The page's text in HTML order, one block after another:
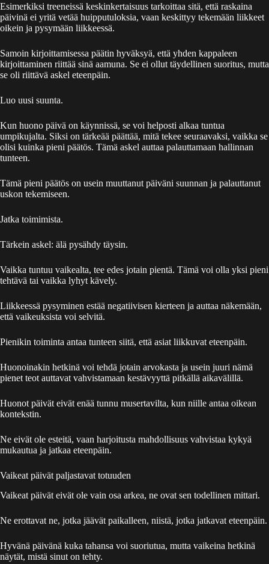
Esimerkiksi treeneissä keskinkertaisuus tarkoittaa sitä, että raskaina
päivinä ei yritä vetää huipputuloksia, vaan keskittyy tekemään liikkeet
oikein ja pysymään liikkeessä.
Samoin kirjoittamisessa päätin hyväksyä, että yhden kappaleen
kirjoittaminen riittää sinä aamuna. Se ei ollut täydellinen suoritus, mutta
se oli riittävä askel eteenpäin.
Luo uusi suunta.
Kun huono päivä on käynnissä, se voi helposti alkaa tuntua
umpikujalta. Siksi on tärkeää päättää, mitä tekee seuraavaksi, vaikka se
olisi kuinka pieni päätös. Tämä askel auttaa palauttamaan hallinnan
tunteen.
Tämä pieni päätös on usein muuttanut päiväni suunnan ja palauttanut
uskon tekemiseen.
Jatka toimimista.
Tärkein askel: älä pysähdy täysin.
Vaikka tuntuu vaikealta, tee edes jotain pientä. Tämä voi olla yksi pieni
tehtävä tai vaikka lyhyt kävely.
Liikkeessä pysyminen estää negatiivisen kierteen ja auttaa näkemään,
että vaikeuksista voi selvitä.
Pienikin toiminta antaa tunteen siitä, että asiat liikkuvat eteenpäin.
Huonoinakin hetkinä voi tehdä jotain arvokasta ja usein juuri nämä
pienet teot auttavat vahvistamaan kestävyyttä pitkällä aikavälillä.
Huonot päivät eivät enää tunnu musertavilta, kun niille antaa oikean
kontekstin.
Ne eivät ole esteitä, vaan harjoitusta mahdollisuus vahvistaa kykyä
mukautua ja jatkaa eteenpäin.
Vaikeat päivät paljastavat totuuden
Vaikeat päivät eivät ole vain osa arkea, ne ovat sen todellinen mittari.
Ne erottavat ne, jotka jäävät paikalleen, niistä, jotka jatkavat eteenpäin.
Hyvänä päivänä kuka tahansa voi suoriutua, mutta vaikeina hetkinä
näytät, mistä sinut on tehty.